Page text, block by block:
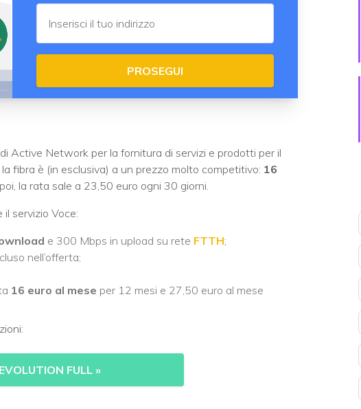
PROSEGUI
Active Network per la fornitura di servizi e prodotti per il
la fibra è (in esclusiva) a un prezzo molto competitivo: 16
la rata sale a 23,50 euro ogni 30 giorni.
il servizio Voce:
e 300 Mbps in upload su rete FTTH;
nell’offerta;
16 euro al mese per 12 mesi e 27,50 euro al mese
FULL »